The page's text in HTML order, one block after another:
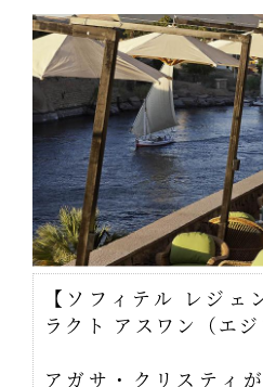
【ソフィテル レジェ
ラクト アスワン（エジ
アガサ・クリスティ